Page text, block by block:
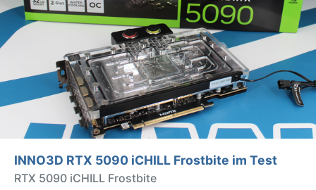
INNO3D RTX 5090 iCHILL Frostbite im Test
RTX 5090 iCHILL Frostbite